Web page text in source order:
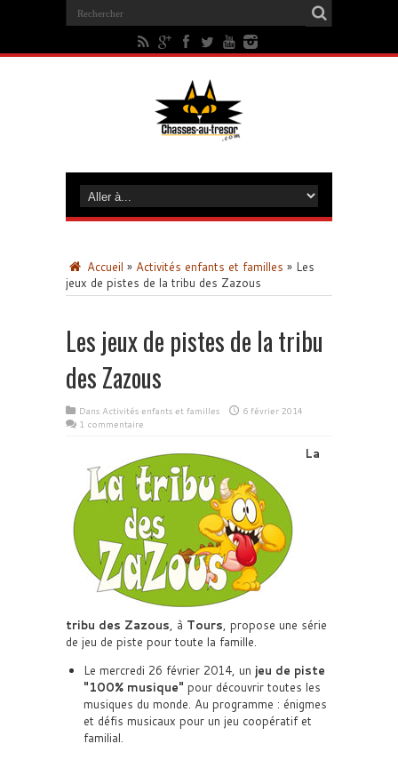
Accueil » Activités enfants et familles » Les
jeux de pistes de la tribu des Zazous
Les jeux de pistes de la tribu
des Zazous
Dans Activités enfants et familles
6 février 2014
1 commentaire
La
tribu des Zazous, à Tours, propose une série
de jeu de piste pour toute la famille.
Le mercredi 26 février 2014, un jeu de piste
100% musique
pour découvrir toutes les
musiques du monde. Au programme : énigmes
et défis musicaux pour un jeu coopératif et
familial.